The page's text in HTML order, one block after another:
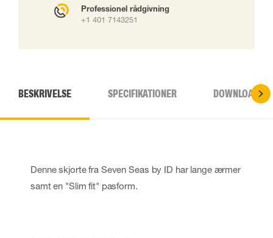
Professionel rådgivning
+1 401 7143251
BESKRIVELSE SPECIFIKATIONER DOWNLOADS
Denne skjorte fra Seven Seas by ID har lange ærmer
samt en "Slim fit" pasform.